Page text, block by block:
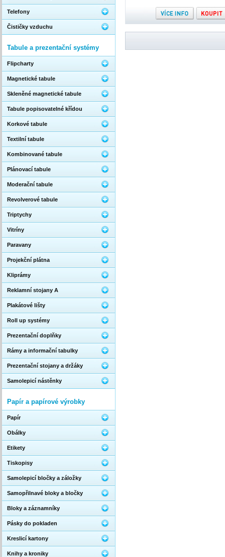
Telefony
Čističky vzduchu
Tabule a prezentační systémy
Flipcharty
Magnetické tabule
Skleněné magnetické tabule
Tabule popisovatelné křídou
Korkové tabule
Textilní tabule
Kombinované tabule
Plánovací tabule
Moderační tabule
Revolverové tabule
Triptychy
Vitríny
Paravany
Projekční plátna
Kliprámy
Reklamní stojany A
Plakátové lišty
Roll up systémy
Prezentační doplňky
Rámy a informační tabulky
Prezentační stojany a držáky
Samolepicí nástěnky
Papír a papírové výrobky
Papír
Obálky
Etikety
Tiskopisy
Samolepicí bločky a záložky
Samopřilnavé bloky a bločky
Bloky a záznamníky
Pásky do pokladen
Kreslicí kartony
Knihy a kroniky